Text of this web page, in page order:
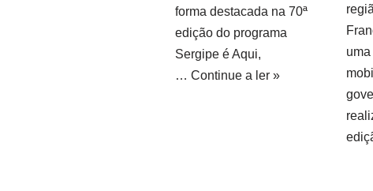
forma destacada na 70ª
edição do programa
Sergipe é Aqui,
… Continue a ler »